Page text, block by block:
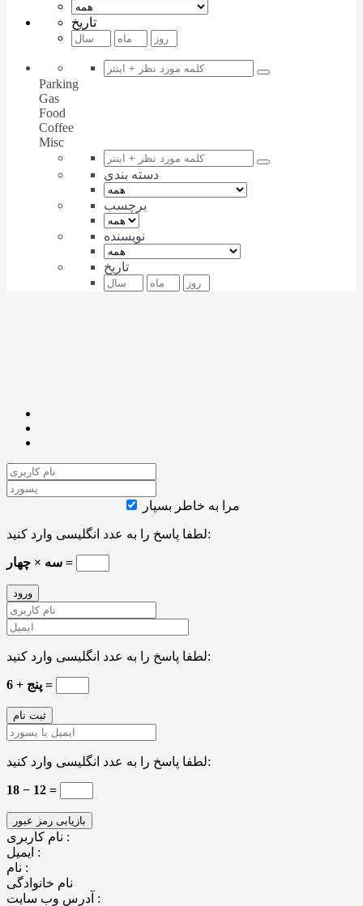
تاریخ
Parking
Gas
Food
Coffee
Misc
دسته بندی
برچسب
نویسنده
تاریخ
مرا به خاطر بسپار
لطفا پاسخ را به عدد انگلیسی وارد کنید:
سه × چهار =
لطفا پاسخ را به عدد انگلیسی وارد کنید:
پنج + 6 =
لطفا پاسخ را به عدد انگلیسی وارد کنید:
18 − 12 =
نام کاربری :
ایمیل :
نام :
نام خانوادگی
آدرس وب سایت :